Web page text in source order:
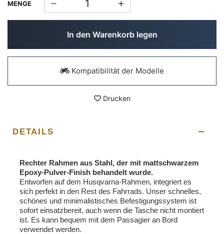
MENGE
In den Warenkorb legen
Kompatibilität der Modelle
Drucken
DETAILS
Rechter Rahmen aus Stahl, der mit mattschwarzem
Epoxy-Pulver-Finish behandelt wurde.
Entworfen auf dem Husqvarna-Rahmen, integriert es
sich perfekt in den Rest des Fahrrads. Unser schnelles,
schönes und minimalistisches Befestigungssystem ist
sofort einsatzbereit, auch wenn die Tasche nicht montiert
ist. Es kann bequem mit dem Passagier an Bord
verwendet werden.